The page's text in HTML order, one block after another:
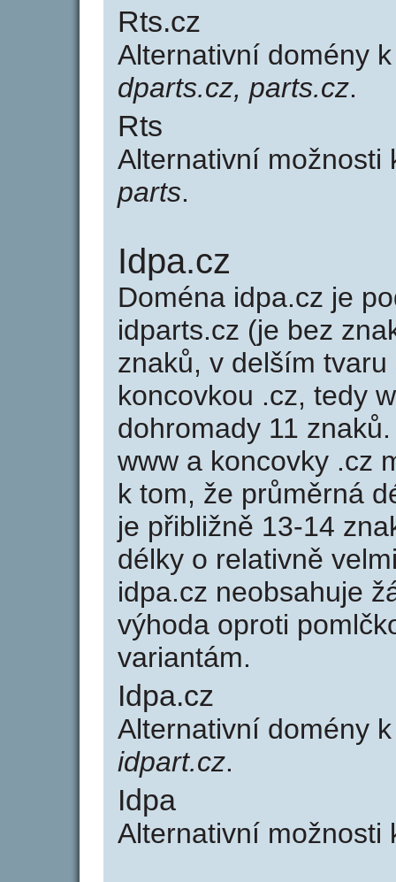
Rts.cz
Alternativní domény
dparts.cz, parts.cz.
Rts
Alternativní možnosti
parts.
Idpa.cz
Doména idpa.cz je
idparts.cz (je bez
znaků, v delším
koncovkou .cz, tedy
dohromady 11
www a koncovky .cz
k tom, že průměrná
je přibližně 13-14
délky o relativně
idpa.cz neobsahuje
výhoda oproti
variantám.
Idpa.cz
Alternativní domény
idpart.cz.
Idpa
Alternativní